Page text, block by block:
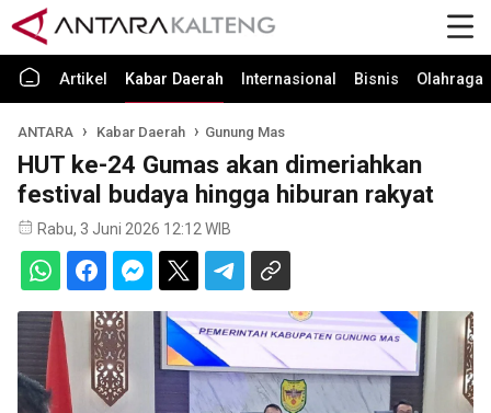
Artikel Kabar Daerah Internasional Bisnis Olahraga
ANTARA Kabar Daerah Gunung Mas
HUT ke-24 Gumas akan dimeriahkan
festival budaya hingga hiburan rakyat
Rabu, 3 Juni 2026 12:12 WIB